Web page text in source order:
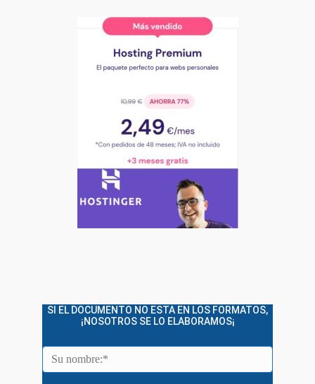
SI EL DOCUMENTO NO ESTA EN LOS FORMATOS,
¡NOSOTROS SE LO ELABORAMOS¡